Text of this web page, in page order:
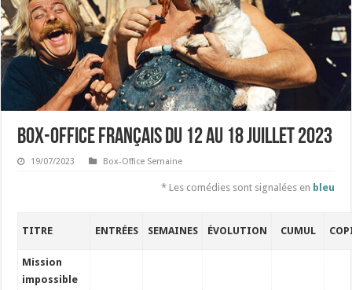
Box-Office français du 12 au 18 juillet 2023
19/07/2023 Box-Office Semaine
* Les comédies sont signalées en bleu
TITRE ENTRÉES SEMAINES ÉVOLUTION CUMUL
Mission
impossible